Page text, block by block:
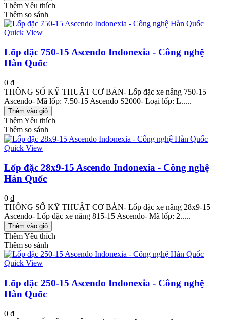
Thêm Yêu thích
Thêm so sánh
Quick View
Lốp đặc 750-15 Ascendo Indonexia - Công nghệ
Hàn Quốc
0 ₫
THÔNG SỐ KỸ THUẬT CƠ BẢN- Lốp đặc xe nâng 750-15
Ascendo- Mã lốp: 7.50-15 Ascendo S2000- Loại lốp: L.....
Thêm vào giỏ
Thêm Yêu thích
Thêm so sánh
Quick View
Lốp đặc 28x9-15 Ascendo Indonexia - Công nghệ
Hàn Quốc
0 ₫
THÔNG SỐ KỸ THUẬT CƠ BẢN- Lốp đặc xe nâng 28x9-15
Ascendo- Lốp đặc xe nâng 815-15 Ascendo- Mã lốp: 2.....
Thêm vào giỏ
Thêm Yêu thích
Thêm so sánh
Quick View
Lốp đặc 250-15 Ascendo Indonexia - Công nghệ
Hàn Quốc
0 ₫